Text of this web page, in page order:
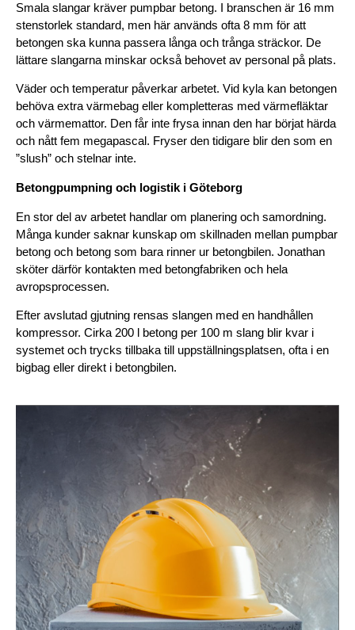
Smala slangar kräver pumpbar betong. I branschen är 16 mm
stenstorlek standard, men här används ofta 8 mm för att
betongen ska kunna passera långa och trånga sträckor. De
lättare slangarna minskar också behovet av personal på plats.
Väder och temperatur påverkar arbetet. Vid kyla kan betongen
behöva extra värmebag eller kompletteras med värmefläktar
och värmemattor. Den får inte frysa innan den har börjat härda
och nått fem megapascal. Fryser den tidigare blir den som en
”slush” och stelnar inte.
Betongpumpning och logistik i Göteborg
En stor del av arbetet handlar om planering och samordning.
Många kunder saknar kunskap om skillnaden mellan pumpbar
betong och betong som bara rinner ur betongbilen. Jonathan
sköter därför kontakten med betongfabriken och hela
avropsprocessen.
Efter avslutad gjutning rensas slangen med en handhållen
kompressor. Cirka 200 l betong per 100 m slang blir kvar i
systemet och trycks tillbaka till uppställningsplatsen, ofta i en
bigbag eller direkt i betongbilen.